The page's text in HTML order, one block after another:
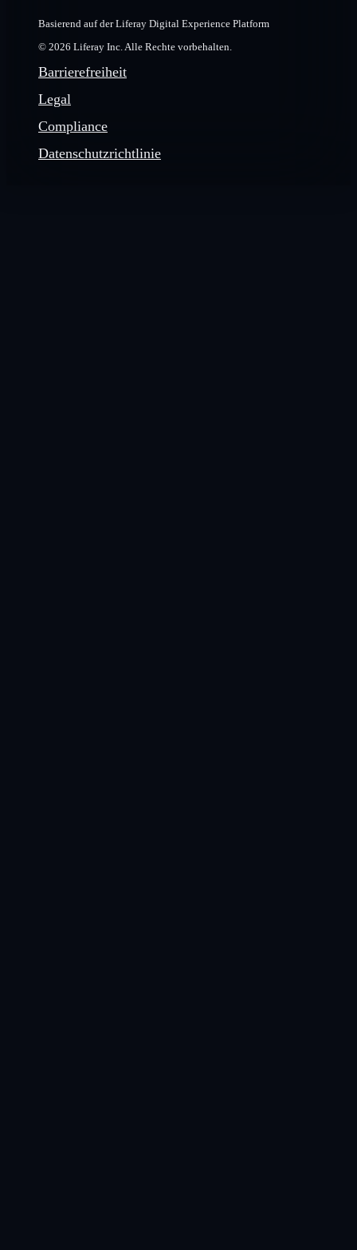
Basierend auf der Liferay Digital Experience Platform
© 2026 Liferay Inc. Alle Rechte vorbehalten.
Barrierefreiheit
Legal
Compliance
Datenschutzrichtlinie